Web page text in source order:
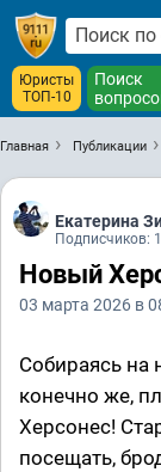
Юристы
ТОП-10
Поиск
Главная Публикации
Екатерина
Подписчиков:
Новый
03 марта 2026 в
Собираясь на
конечно же,
Херсонес!
посещать,